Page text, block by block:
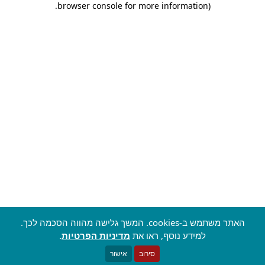
browser console for more information)
.
האתר משתמש ב-cookies. המשך גלישה מהווה הסכמה לכך.
למידע נוסף, ראו את מדיניות הפרטיות.
סירוב אישור